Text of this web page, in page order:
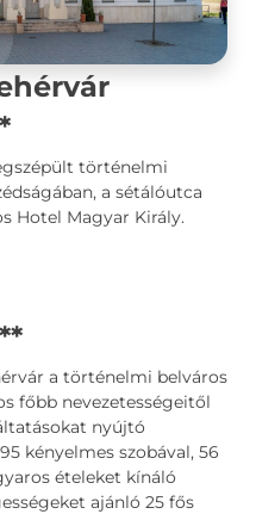
történelmi
a sétálóutca
Hotel Magyar Király.
a történelmi belváros
főbb nevezetességeitől
nyújtó
kényelmes szobával, 56
ételeket kínáló
ajánló 25 fős